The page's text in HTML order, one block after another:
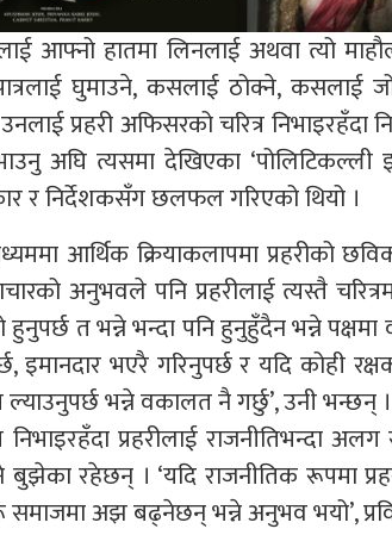
आफ्नो हातमा लिनलाई अथवा त्यो
घुमाउने, कसलाई ठोक्ने, कसलाई
प्रहरी अफिसरको चरित्र
अघि त्यसमा देखिएका
र निर्देशकसँग छलफल गरिएको थियो ।
आर्थिक क्रियाकलापमा प्रहरीको
अनुभवले पनि प्रहरीलाई त्यस्तै
हुनुपर्छ त भन्ने भन्दा पनि हुनुहुँदैन भन्ने
इमानदार भएरै गरिनुपर्छ र यदि कोही
ल्याउनुपर्छ भन्ने वकालत नै गर्छु’, उनी भन्छन् ।
निभाइरहँदा प्रहरीलाई राजनीतिभन्दा अलग
बुझेका रहेछन् । ‘यदि राजनीतिक रूपमा
अझ बढ्नेछन् भन्ने अनुभव भयो’,